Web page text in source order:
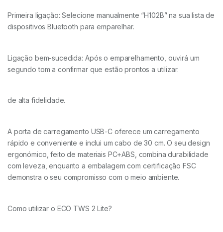
Primeira ligação: Selecione manualmente “H102B” na sua lista de
dispositivos Bluetooth para emparelhar.
Ligação bem-sucedida: Após o emparelhamento, ouvirá um
segundo tom a confirmar que estão prontos a utilizar.
de alta fidelidade.
A porta de carregamento USB-C oferece um carregamento
rápido e conveniente e inclui um cabo de 30 cm. O seu design
ergonómico, feito de materiais PC+ABS, combina durabilidade
com leveza, enquanto a embalagem com certificação FSC
demonstra o seu compromisso com o meio ambiente.
Como utilizar o ECO TWS 2 Lite?